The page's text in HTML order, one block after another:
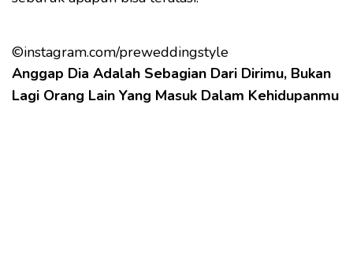
©instagram.com/preweddingstyle
Anggap Dia Adalah Sebagian Dari Dirimu, Bukan
Lagi Orang Lain Yang Masuk Dalam Kehidupanmu